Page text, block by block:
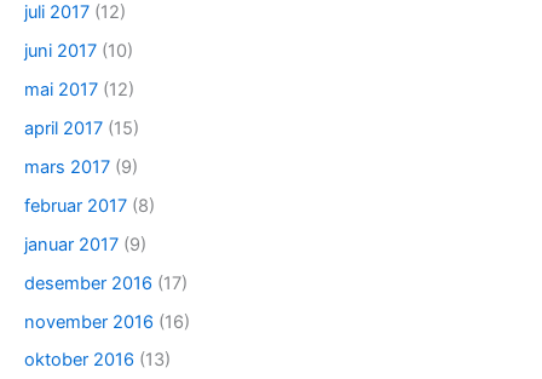
juli 2017 (12)
juni 2017 (10)
mai 2017 (12)
april 2017 (15)
mars 2017 (9)
februar 2017 (8)
januar 2017 (9)
desember 2016 (17)
november 2016 (16)
oktober 2016 (13)